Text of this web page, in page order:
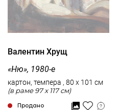
Валентин Хрущ
«Ню», 1980-е
картон, темпера , 80 x 101 см
(в раме 97 x 117 см)
Продано